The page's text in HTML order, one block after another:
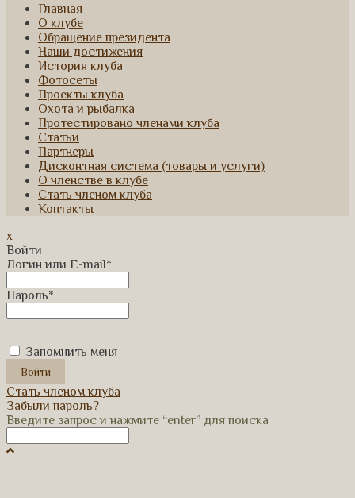
Главная
О клубе
Обращение президента
Наши достижения
История клуба
Фотосеты
Проекты клуба
Охота и рыбалка
Протестировано членами клуба
Статьи
Партнеры
Дисконтная система (товары и услуги)
О членстве в клубе
Стать членом клуба
Контакты
x
Войти
Логин или E-mail*
Пароль*
Запомнить меня
Стать членом клуба
Забыли пароль?
Введите запрос и нажмите “enter” для поиска